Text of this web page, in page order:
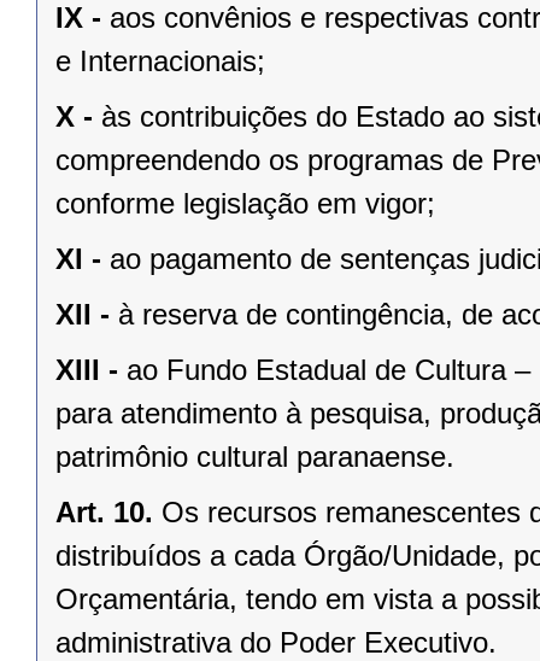
IX - aos convênios e respectivas
e Internacionais;
X - às contribuições do Estado ao
compreendendo os programas de
conforme legislação em vigor;
XI - ao pagamento de sentenças
XII - à reserva de contingência, de
XIII - ao Fundo Estadual de Cultura
para atendimento à pesquisa,
patrimônio cultural paranaense.
Art. 10. Os recursos remanescentes
distribuídos a cada Órgão/Unidade,
Orçamentária, tendo em vista a
administrativa do Poder Executivo.